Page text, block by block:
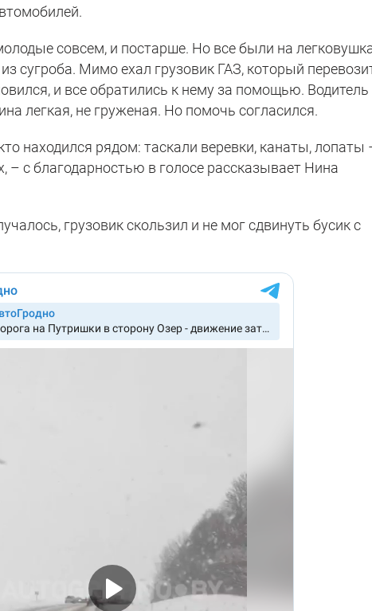
совсем, и постарше. Но все были на
сугроба. Мимо ехал грузовик ГАЗ, который
и все обратились к нему за помощью. Водитель
легкая, не груженая. Но помочь согласился.
находился рядом: таскали веревки, канаты, лопаты
– с благодарностью в голосе рассказывает Нина
грузовик скользил и не мог сдвинуть бусик с